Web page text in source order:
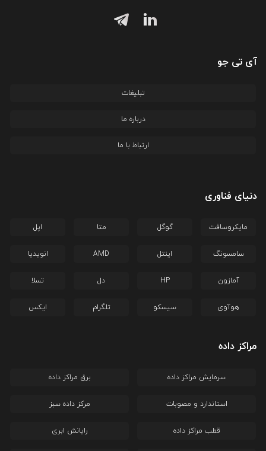
آی تی جو
تبلیغات
درباره ما
ارتباط با ما
دنیای فناوری
مایکروسافت گوگل متا اپل
سامسونگ اینتل AMD انویدیا
آمازون HP دل تسلا
هوآوی سیسکو تلگرام ایکس
مراکز داده
سرمایش مراکز داده برق مراکز داده
استاندارد و مصوبات مرکز داده سبز
قطب مراکز داده رایانش ابری